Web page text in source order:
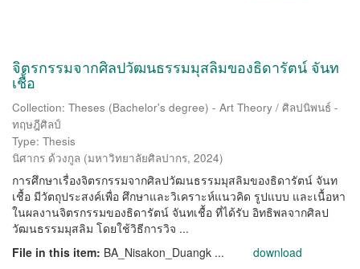
จิตรกรรมจากศิลปวัฒนธรรมมุสลิมของธิดารัตน์ จันท
เชื้อ
Collection: Theses (Bachelor's degree) - Art Theory / ศิลปนิพนธ์ -
ทฤษฎีศิลป์
Type: Thesis
นิศากร ด้วงกูล (มหาวิทยาลัยศิลปากร, 2024)
การศึกษาเรื่องจิตรกรรมจากศิลปวัฒนธรรมมุสลิมของธิดารัตน์ จันท
เชื้อ มีวัตถุประสงค์เพื่อ ศึกษาและวิเคราะห์แนวคิด รูปแบบ และเนื้อหา
ในผลงานจิตรกรรมของธิดารัตน์ จันทเชื้อ ที่ได้รับ อิทธิพลจากศิลป
วัฒนธรรมมุสลิม โดยใช้วิธีการวิจ ...
File in this item: BA_Nisakon_Duangk ... download